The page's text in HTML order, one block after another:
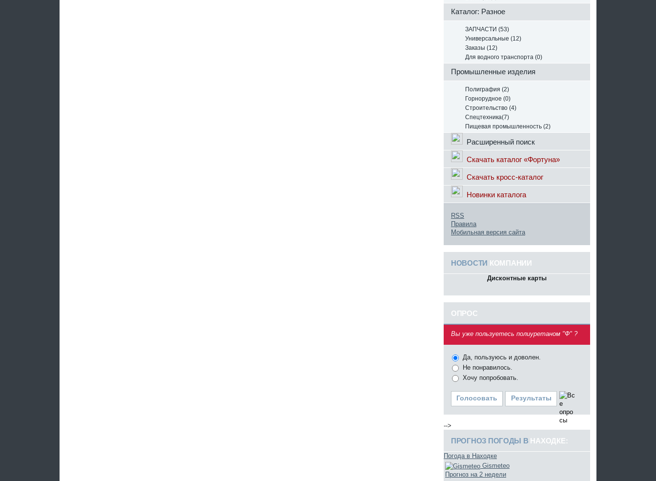
Каталог: Разное
ЗАПЧАСТИ (53)
Универсальные (12)
Заказы (12)
Для водного транспорта (0)
Промышленные изделия
Полиграфия (2)
Горнорудное (0)
Строительство (4)
Спецтехника(7)
Пищевая промышленность (2)
Расширенный поиск
Скачать каталог «Фортуна»
Скачать кросс-каталог
Новинки каталога
RSS
Правила
Мобильная версия сайта
НОВОСТИ КОМПАНИИ
Дисконтные карты
ОПРОС
Вы уже пользуетесь полиуретаном "Ф" ?
Да, пользуюсь и доволен.
Не понравилось.
Хочу попробовать.
Голосовать Результаты
-->
ПРОГНОЗ ПОГОДЫ В НАХОДКЕ:
Погода в Находке
Gismeteo
Прогноз на 2 недели